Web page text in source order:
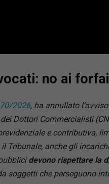
no ai
2026, ha annullato
Dottori Commercialisti
e contributiva,
Tribunale, anche gli
devono rispettare la
soggetti che perseguono